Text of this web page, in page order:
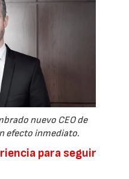
nuevo CEO de
efecto inmediato.
para seguir